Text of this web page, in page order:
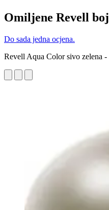
Omiljene Revell
Do sada jedna ocjena.
Revell Aqua Color sivo zelena -